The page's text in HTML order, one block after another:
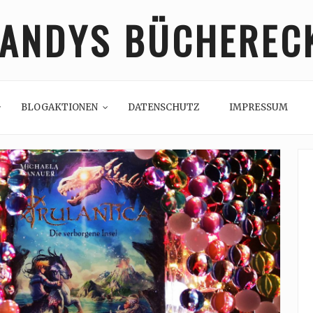
BLOGAKTIONEN DATENSCHUTZ IMPRESSUM